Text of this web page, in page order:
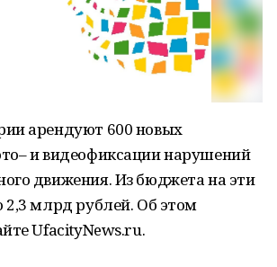
арендуют 600 новых
и видеофиксации нарушений
движения. Из бюджета на эти
2,3 млрд рублей. Об этом
UfacityNews.ru.